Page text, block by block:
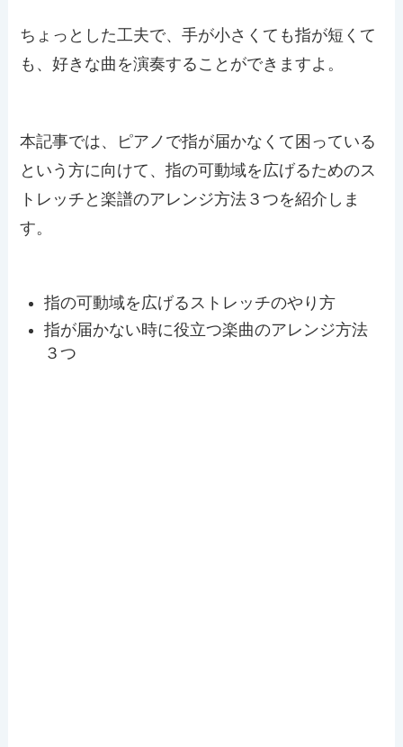
ちょっとした工夫で、手が小さくても指が短くて
も、好きな曲を演奏することができますよ。
本記事では、ピアノで指が届かなくて困っている
という方に向けて、指の可動域を広げるためのス
トレッチと楽譜のアレンジ方法３つを紹介しま
す。
指の可動域を広げるストレッチのやり方
指が届かない時に役立つ楽曲のアレンジ方法
３つ